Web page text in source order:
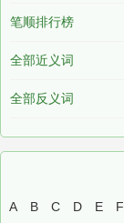
笔顺排行榜
全部近义词
全部反义词
A
B C D E F